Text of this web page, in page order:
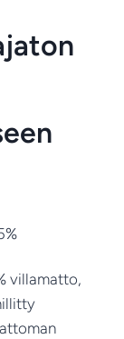
villamatto,